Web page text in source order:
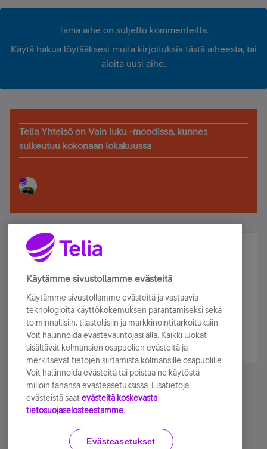
Tämä aihe on suljettu kommenteilta.
Käytä hakua löytääksesi muita kirjoituksia tästä aiheesta, tai
aloita uusi aihe.
Telia Yhteisö on Vain luku -moodissa, kunnes
sulkeutuu kokonaan lokakuussa
Älä jää paitsi – osallistu ja voita!
Tilaa Telian uutiskirje ja olet mukana arvonnassa.
sähköpostiisi.
Tilaa nyt
Käyttöehdot Accessibility statement
Käytämme sivustollamme evästeitä
Käytämme sivustollamme evästeitä ja vastaavia
teknologioita käyttökokemuksen parantamiseksi sekä
toiminnallisiin, tilastollisiin ja markkinointitarkoituksiin.
Voit hallinnoida evästevalintojasi alla. Kaikki luokat
sisältävät kolmansien osapuolien evästeitä ja
merkitsevät tietojen siirtämistä kolmansille osapuolille.
Voit hallinnoida evästeitä tai poistaa ne käytöstä
milloin tahansa evästeasetuksissa. Lisätietoja
evästeistä saat evästeitä koskevasta
tietosuojaselosteestamme.
Evästeasetukset